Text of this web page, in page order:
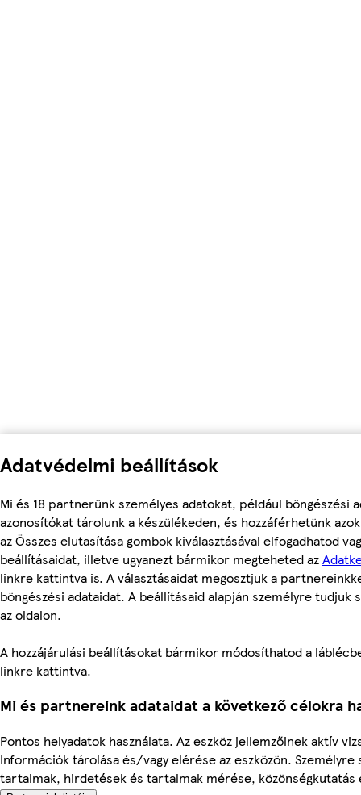
Adatvédelmi beállítások
Mi és 18 partnerünk személyes adatokat, például böngészési
azonosítókat tárolunk a készülékeden, és hozzáférhetünk
az Összes elutasítása gombok kiválasztásával elfogadhatod
beállításaidat, illetve ugyanezt bármikor megteheted az
linkre kattintva is. A választásaidat megosztjuk a
böngészési adataidat. A beállításaid alapján személyre tudjuk
az oldalon.
A hozzájárulási beállításokat bármikor módosíthatod a
linkre kattintva.
Mi és partnereink adataidat a következő célokra
Pontos helyadatok használata. Az eszköz jellemzőinek aktív
Információk tárolása és/vagy elérése az eszközön.
tartalmak, hirdetések és tartalmak mérése, közönségkutatás